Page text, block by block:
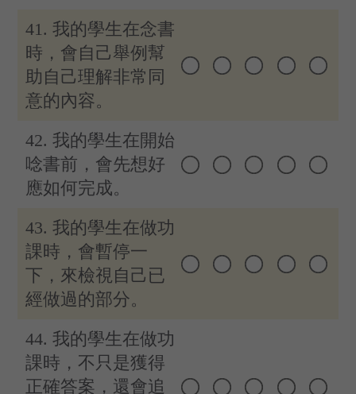
41. 我的學生在念書
時，會自己舉例幫
助自己理解非常同
意的內容。
42. 我的學生在開始
唸書前，會先想好
應如何完成。
43. 我的學生在做功
課時，會暫停一
下，來檢視自己已
經做過的部分。
44. 我的學生在做功
課時，不只是獲得
正確答案，還會追